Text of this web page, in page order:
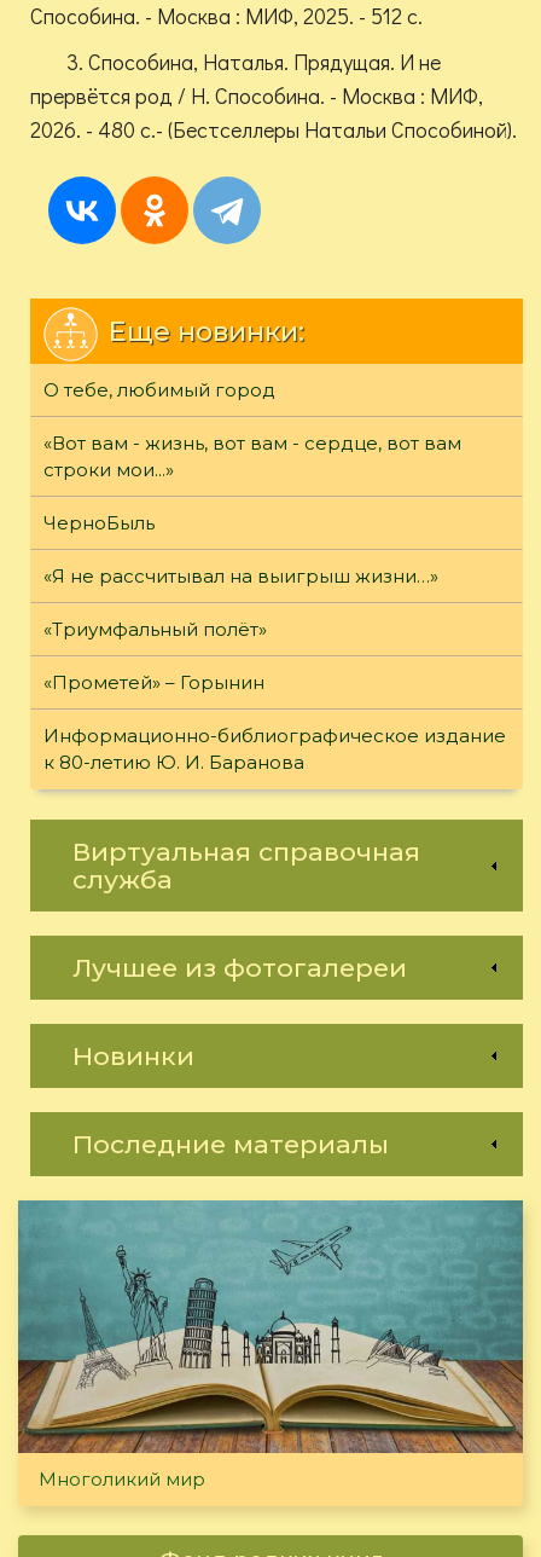
Способина. - Москва : МИФ, 2025. - 512 с.
3. Способина, Наталья. Прядущая. И не
прервётся род / Н. Способина. - Москва : МИФ,
2026. - 480 с.- (Бестселлеры Натальи Способиной).
Еще новинки:
О тебе, любимый город
«Вот вам - жизнь, вот вам - сердце, вот вам
строки мои...»
ЧерноБыль
«Я не рассчитывал на выигрыш жизни…»
«Триумфальный полёт»
«Прометей» – Горынин
Информационно-библиографическое издание
к 80-летию Ю. И. Баранова
Виртуальная справочная
служба
Лучшее из фотогалереи
Новинки
Последние материалы
Многоликий мир